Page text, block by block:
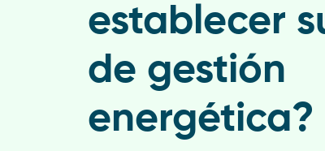
establecer
de gestión
energética?